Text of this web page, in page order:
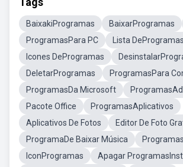
BaixakiProgramas BaixarProgramas
ProgramasPara PC
Lista DeProgramas
Icones DeProgramas
DeletarProgramas
ProgramasPara
ProgramasDa Microsoft
Pacote Office
ProgramasAplicativos
Aplicativos De Fotos
Editor De Foto
ProgramaDe Baixar Música
IconProgramas
Apagar